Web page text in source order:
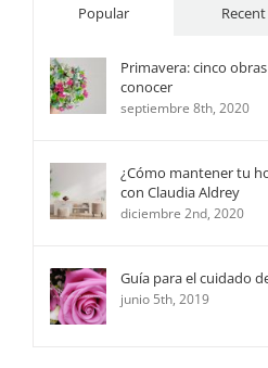
Popular Recent
Primavera: cinco
conocer
septiembre 8th, 2020
¿Cómo mantener tu
con Claudia Aldrey
diciembre 2nd, 2020
Guía para el cuidado
junio 5th, 2019